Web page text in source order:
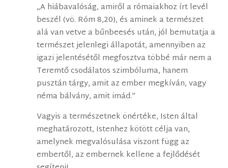
„A hiábavalóság, amiről a rómaiakhoz írt levél
beszél (vö. Róm 8,20), és aminek a természet
alá van vetve a bűnbeesés után, jól bemutatja a
természet jelenlegi állapotát, amennyiben az
igazi jelentésétől megfosztva többé már nem a
Teremtő csodálatos szimbóluma, hanem
pusztán tárgy, amit az ember megkíván, vagy
néma bálvány, amit imád.”
Vagyis a természetnek önértéke, Isten által
meghatározott, Istenhez kötött célja van,
amelynek megvalósulása viszont függ az
embertől, az embernek kellene a fejlődését